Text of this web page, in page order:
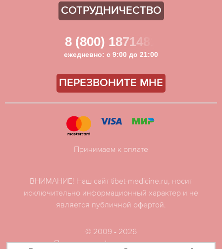
СОТРУДНИЧЕСТВО
8 (800) 1871481
ежедневно: с 9:00 до 21:00
ПЕРЕЗВОНИТЕ МНЕ
ВНИМАНИЕ! Наш сайт tibet-medicine.ru, носит
исключительно информационный характер и не
является публичной офертой.
© 2009 - 2026
Политика конфиденциальности
Принимаем к оплате